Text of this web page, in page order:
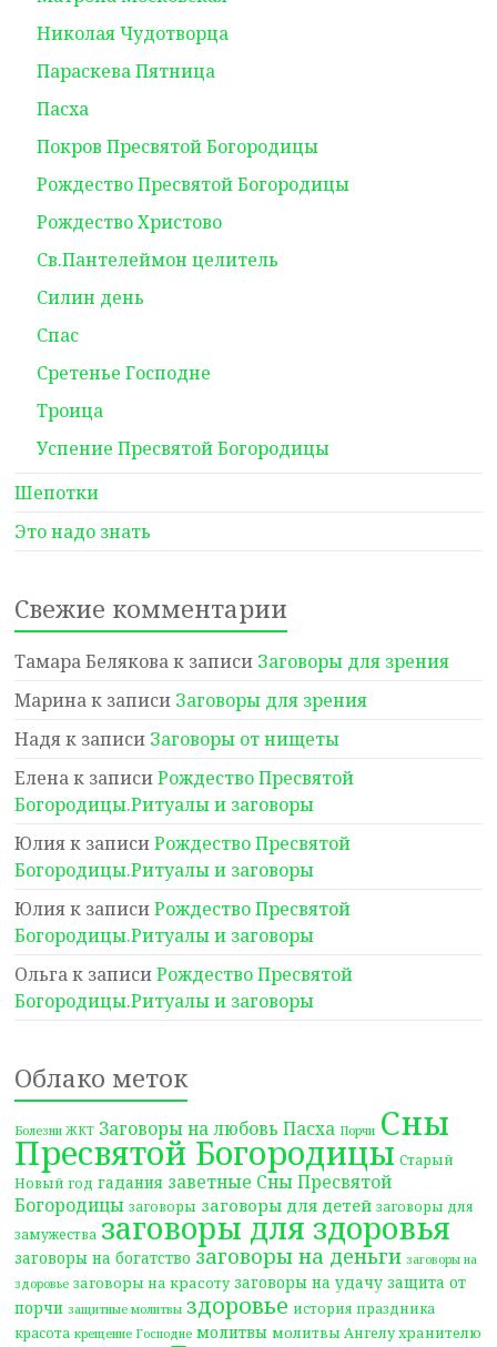
Николая Чудотворца
Параскева Пятница
Пасха
Покров Пресвятой Богородицы
Рождество Пресвятой Богородицы
Рождество Христово
Св.Пантелеймон целитель
Силин день
Спас
Сретенье Господне
Троица
Успение Пресвятой Богородицы
Шепотки
Это надо знать
Свежие комментарии
Тамара Беляковак записи Заговоры для зрения
Маринак записи Заговоры для зрения
Надяк записи Заговоры от нищеты
Еленак записиРождество Пресвятой
Богородицы.Ритуалы и заговоры
Юлияк записиРождество Пресвятой
Богородицы.Ритуалы и заговоры
Юлияк записиРождество Пресвятой
Богородицы.Ритуалы и заговоры
Ольгак записиРождество Пресвятой
Богородицы.Ритуалы и заговоры
Облако меток
Болезни ЖКТ Заговоры на любовь Пасха Порчи Сны
Пресвятой Богородицы Старый
Новый год гадания заветные Сны Пресвятой
Богородицы заговоры заговоры для детей заговоры для
замужества заговоры для здоровья
заговоры на богатство заговоры на деньги заговоры на
здоровье заговоры на красоту заговоры на удачу защита от
порчи защитные молитвы здоровье история праздника
красота крещение Господне молитвы молитвы Ангелу хранителю